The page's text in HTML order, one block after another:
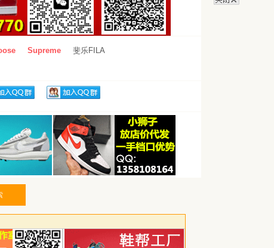
Supreme 斐乐FILA